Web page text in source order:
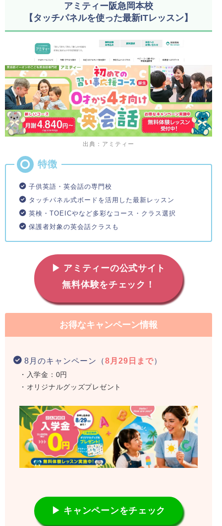
アミティー阪急岡本校
【タッチパネルを使った最新ITレッスン】
出典：アミティー
子供英語・英会話の専門校
タッチパネル式ボードを活用した最新レッスン
英検・TOEICやなど多彩なコース・クラス選択
保護者対象の英会話クラスも
▶ アミティーの公式サイト
無料体験をチェック！
お得なキャンペーン情報
8月のキャンペーン（8月29日まで）
・入学金：0円
・オリジナルグッズプレゼント
▶ キャンペーンをチェック